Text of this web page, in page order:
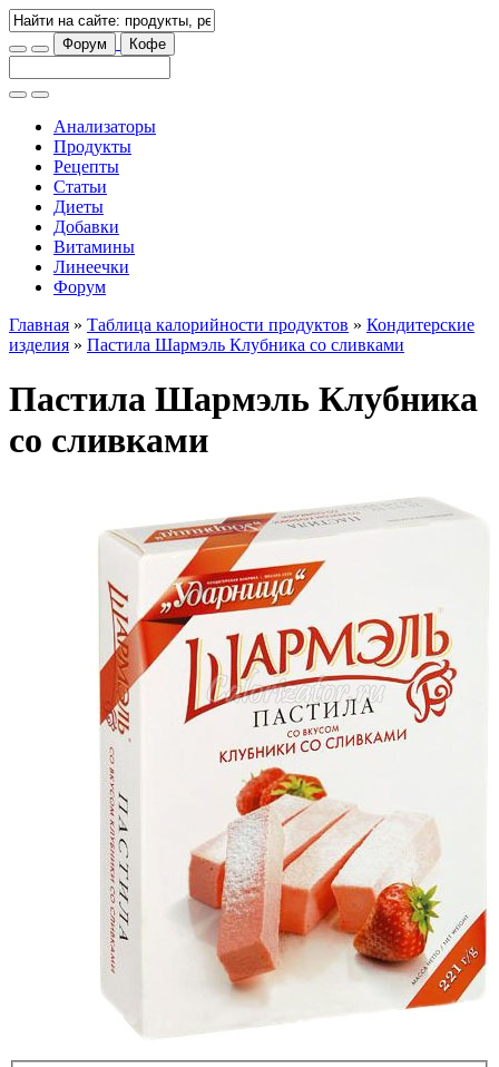
Форум Кофе
Анализаторы
Продукты
Рецепты
Статьи
Диеты
Добавки
Витамины
Линеечки
Форум
Главная » Таблица калорийности продуктов » Кондитерские
изделия » Пастила Шармэль Клубника со сливками
Пастила Шармэль Клубника
со сливками